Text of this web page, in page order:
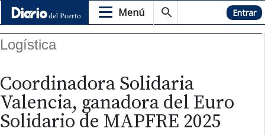
Menú Hemeroteca Entrar
Logística
Coordinadora Solidaria
Valencia, ganadora del Euro
Solidario de MAPFRE 2025